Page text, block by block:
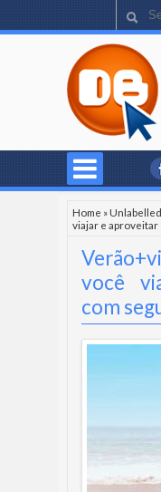
Home »Unlabelled
viajar e aproveitar
você
com